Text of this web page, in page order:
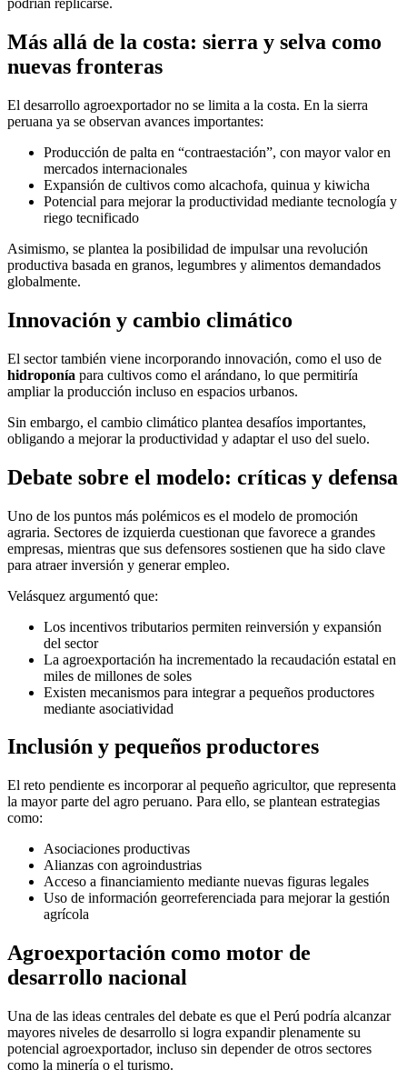
podrían replicarse.
Más allá de la costa: sierra y selva como
nuevas fronteras
El desarrollo agroexportador no se limita a la costa. En la sierra
peruana ya se observan avances importantes:
Producción de palta en “contraestación”, con mayor valor en
mercados internacionales
Expansión de cultivos como alcachofa, quinua y kiwicha
Potencial para mejorar la productividad mediante tecnología y
riego tecnificado
Asimismo, se plantea la posibilidad de impulsar una revolución
productiva basada en granos, legumbres y alimentos demandados
globalmente.
Innovación y cambio climático
El sector también viene incorporando innovación, como el uso de
hidroponía para cultivos como el arándano, lo que permitiría
ampliar la producción incluso en espacios urbanos.
Sin embargo, el cambio climático plantea desafíos importantes,
obligando a mejorar la productividad y adaptar el uso del suelo.
Debate sobre el modelo: críticas y defensa
Uno de los puntos más polémicos es el modelo de promoción
agraria. Sectores de izquierda cuestionan que favorece a grandes
empresas, mientras que sus defensores sostienen que ha sido clave
para atraer inversión y generar empleo.
Velásquez argumentó que:
Los incentivos tributarios permiten reinversión y expansión
del sector
La agroexportación ha incrementado la recaudación estatal en
miles de millones de soles
Existen mecanismos para integrar a pequeños productores
mediante asociatividad
Inclusión y pequeños productores
El reto pendiente es incorporar al pequeño agricultor, que representa
la mayor parte del agro peruano. Para ello, se plantean estrategias
como:
Asociaciones productivas
Alianzas con agroindustrias
Acceso a financiamiento mediante nuevas figuras legales
Uso de información georreferenciada para mejorar la gestión
agrícola
Agroexportación como motor de
desarrollo nacional
Una de las ideas centrales del debate es que el Perú podría alcanzar
mayores niveles de desarrollo si logra expandir plenamente su
potencial agroexportador, incluso sin depender de otros sectores
como la minería o el turismo.